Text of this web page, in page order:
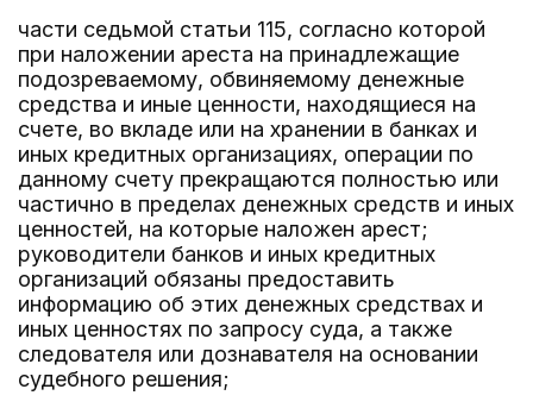
части седьмой статьи 115, согласно которой
при наложении ареста на принадлежащие
подозреваемому, обвиняемому денежные
средства и иные ценности, находящиеся на
счете, во вкладе или на хранении в банках и
иных кредитных организациях, операции по
данному счету прекращаются полностью или
частично в пределах денежных средств и иных
ценностей, на которые наложен арест;
руководители банков и иных кредитных
организаций обязаны предоставить
информацию об этих денежных средствах и
иных ценностях по запросу суда, а также
следователя или дознавателя на основании
судебного решения;